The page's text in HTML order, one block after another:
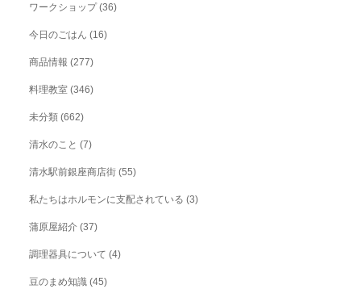
ワークショップ(36)
今日のごはん (16)
商品情報 (277)
料理教室 (346)
未分類 (662)
清水のこと (7)
清水駅前銀座商店街 (55)
私たちはホルモンに支配されている (3)
蒲原屋紹介 (37)
調理器具について (4)
豆のまめ知識 (45)